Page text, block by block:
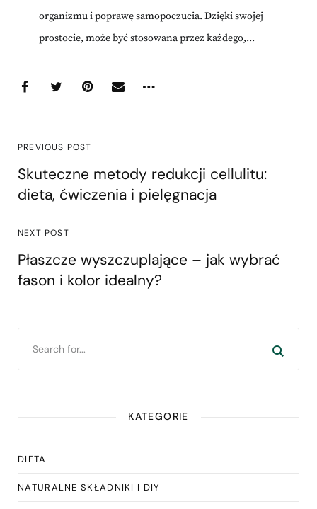
organizmu i poprawę samopoczucia. Dzięki swojej
prostocie, może być stosowana przez każdego,...
PREVIOUS POST
Skuteczne metody redukcji cellulitu:
dieta, ćwiczenia i pielęgnacja
NEXT POST
Płaszcze wyszczuplające – jak wybrać
fason i kolor idealny?
KATEGORIE
DIETA
NATURALNE SKŁADNIKI I DIY